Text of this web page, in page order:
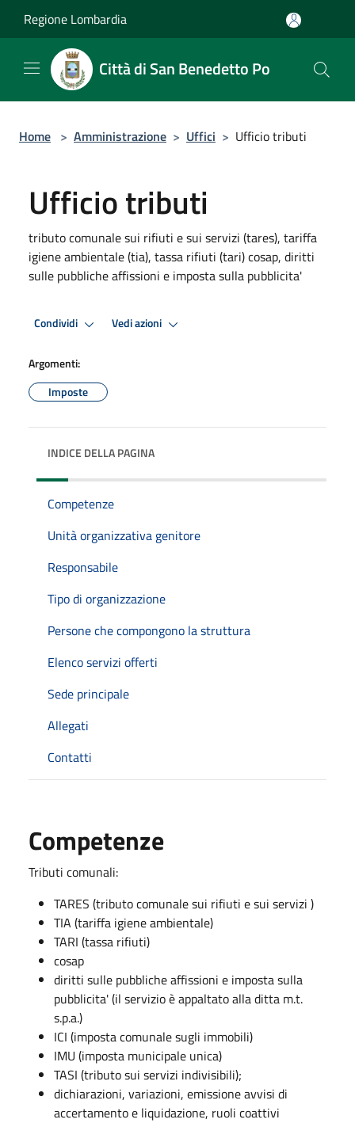
Regione Lombardia
Città di San Benedetto Po
Home > Amministrazione > Uffici > Ufficio tributi
Ufficio tributi
tributo comunale sui rifiuti e sui servizi (tares), tariffa
igiene ambientale (tia), tassa rifiuti (tari) cosap, diritti
sulle pubbliche affissioni e imposta sulla pubblicita'
Condividi Vedi azioni
Argomenti:
Imposte
INDICE DELLA PAGINA
Competenze
Unità organizzativa genitore
Responsabile
Tipo di organizzazione
Persone che compongono la struttura
Elenco servizi offerti
Sede principale
Allegati
Contatti
Competenze
Tributi comunali:
TARES (tributo comunale sui rifiuti e sui servizi )
TIA (tariffa igiene ambientale)
TARI (tassa rifiuti)
cosap
diritti sulle pubbliche affissioni e imposta sulla
pubblicita' (il servizio è appaltato alla ditta m.t.
s.p.a.)
ICI (imposta comunale sugli immobili)
IMU (imposta municipale unica)
TASI (tributo sui servizi indivisibili);
dichiarazioni, variazioni, emissione avvisi di
accertamento e liquidazione, ruoli coattivi